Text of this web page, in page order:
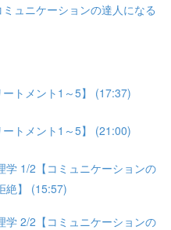
ュニケーションの達人になる
トメント1～5】 (17:37)
トメント1～5】 (21:00)
学 1/2【コミュニケーションの
絶】 (15:57)
学 2/2【コミュニケーションの